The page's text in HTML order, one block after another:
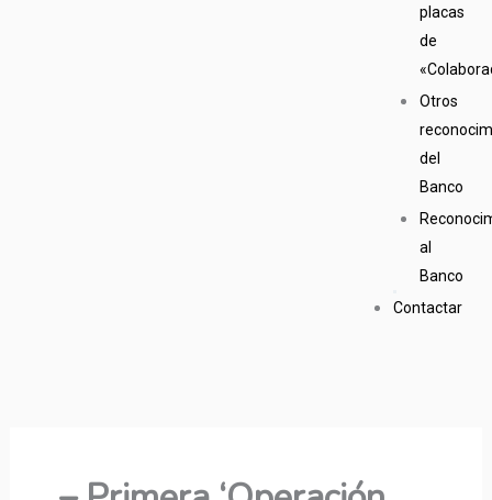
placas
de
Otros
del
Banco
al
Banco
Contactar